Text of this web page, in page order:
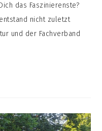
das Faszinierenste?
nicht zuletzt
und der Fachverband